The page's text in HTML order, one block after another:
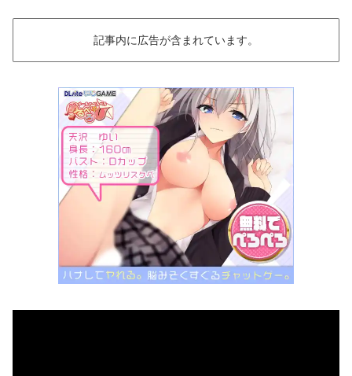
記事内に広告が含まれています。